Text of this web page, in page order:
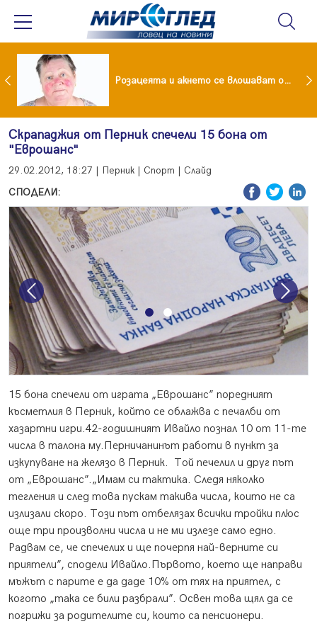
Скрападжия от Перник спечели 15 бона от
"Еврошанс"
29.02.2012, 18:27 | Перник | Спорт | Слайд
СПОДЕЛИ:
Previous Next
15 бона спечели от играта „Еврошанс” поредният
късметлия в Перник, който се облажва с печалби от
хазартни игри.42-годишният Ивайло познал 10 от 11-те
числа в талона му.Перничанинът работи в пункт за
изкупуване на желязо в Перник. Той печелил и друг път
от „Еврошанс”.„Имам си тактика. Следя няколко
тегления и след това пускам такива числа, които не са
излизали скоро. Този път отбелязах всички тройки плюс
още три произволни числа и не ми излезе само едно.
Радвам се, че спечелих и ще почерпя най-верните си
приятели”, сподели Ивайло.Първото, което ще направи
мъжът с парите е да даде 10% от тях на приятел, с
когото „така се били разбрали”. Освен това щял да се
погрижи за родителите си, които са пенсионери.